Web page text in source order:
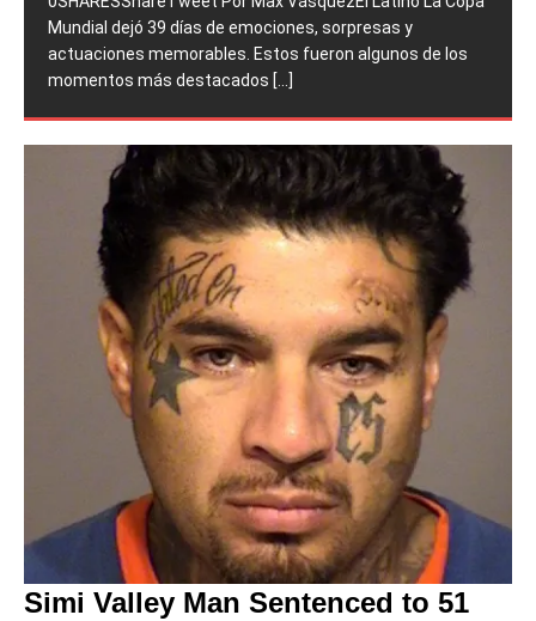
Mundial dejó 39 días de emociones, sorpresas y
actuaciones memorables. Estos fueron algunos de los
momentos más destacados [...]
Simi Valley Man Sentenced to 51